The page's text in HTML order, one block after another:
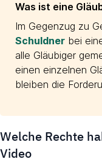
Was ist eine
Im Gegenzug zu
Schuldner bei
alle Gläubiger
einen einzelnen
bleiben die
Welche Rechte
Video